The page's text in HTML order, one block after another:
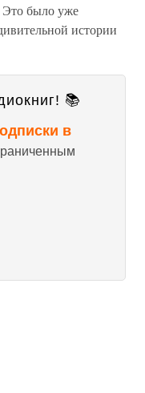
Это было уже
истории
📚
в